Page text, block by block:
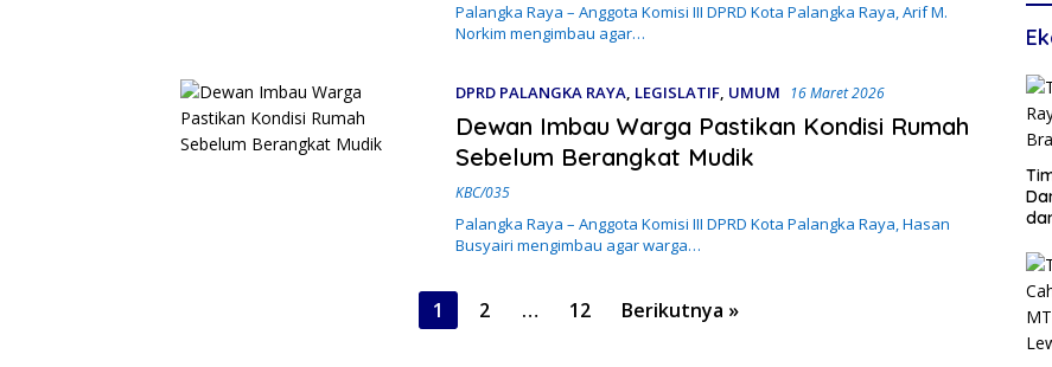
Palangka Raya – Anggota Komisi III DPRD Kota Palangka Raya, Arif M.
Norkim mengimbau agar…
DPRD PALANGKA RAYA, LEGISLATIF, UMUM 16 Maret 2026
Dewan Imbau Warga Pastikan Kondisi Rumah
Sebelum Berangkat Mudik
KBC/035
Palangka Raya – Anggota Komisi III DPRD Kota Palangka Raya, Hasan
Busyairi mengimbau agar warga…
1 2 … 12 Berikutnya »